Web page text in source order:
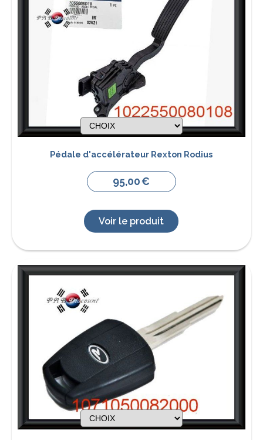
Pédale d'accélérateur Rexton Rodius
95,00€
Voir le produit